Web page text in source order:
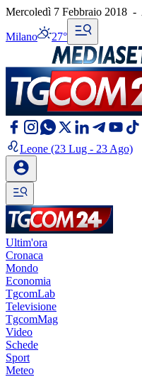
Mercoledì 7 Febbraio 2018 -
Milano 27°
Leone (23 Lug - 23 Ago)
Ultim'ora
Cronaca
Mondo
Economia
TgcomLab
Televisione
TgcomMag
Video
Schede
Sport
Meteo